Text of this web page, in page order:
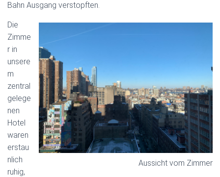
Bahn Ausgang verstopften.
Aussicht vom Zimmer
Die
Zimme
r in
unsere
m
zentral
gelege
nen
Hotel
waren
erstau
nlich
ruhig,